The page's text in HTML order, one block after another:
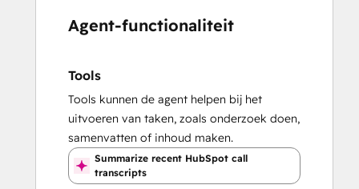
Agent-functionaliteit
Tools
Tools kunnen de agent helpen bij het
uitvoeren van taken, zoals onderzoek doen,
samenvatten of inhoud maken.
Summarize recent HubSpot call
transcripts